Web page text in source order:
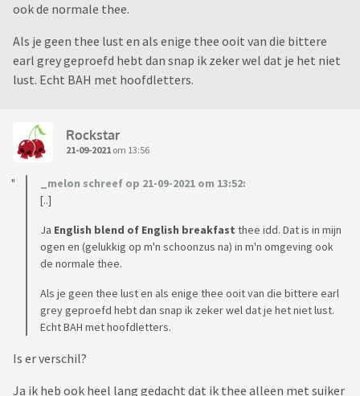
ook de normale thee.
Als je geen thee lust en als enige thee ooit van die bittere
earl grey geproefd hebt dan snap ik zeker wel dat je het niet
lust. Echt BAH met hoofdletters.
Rockstar
21-09-2021 om 13:56
_melon schreef op 21-09-2021 om 13:52:
[..]
Ja English blend of English breakfast thee idd. Dat is in mijn
ogen en (gelukkig op m'n schoonzus na) in m'n omgeving ook
de normale thee.
Als je geen thee lust en als enige thee ooit van die bittere earl
grey geproefd hebt dan snap ik zeker wel dat je het niet lust.
Echt BAH met hoofdletters.
Is er verschil?
Ja ik heb ook heel lang gedacht dat ik thee alleen met suiker